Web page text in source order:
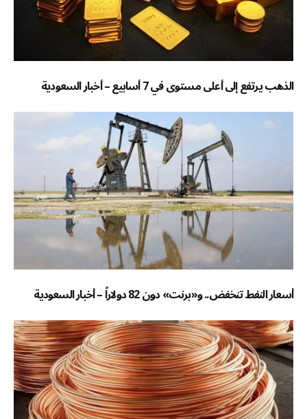
الذهب يرتفع إلى أعلى مستوى في 7 أسابيع – أخبار السعودية
أسعار النفط تنخفض.. و«برنت» دون 82 دولاراً – أخبار السعودية